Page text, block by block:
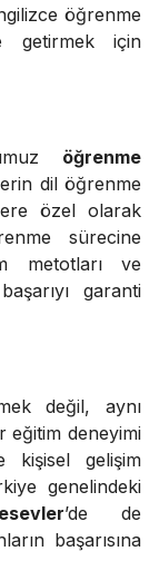
öğrenme
için
öğrenme
dil öğrenme
özel olarak
sürecine
metotları ve
garanti
değil, aynı
eğitim deneyimi
kişisel gelişim
genelindeki
’de de
başarısına